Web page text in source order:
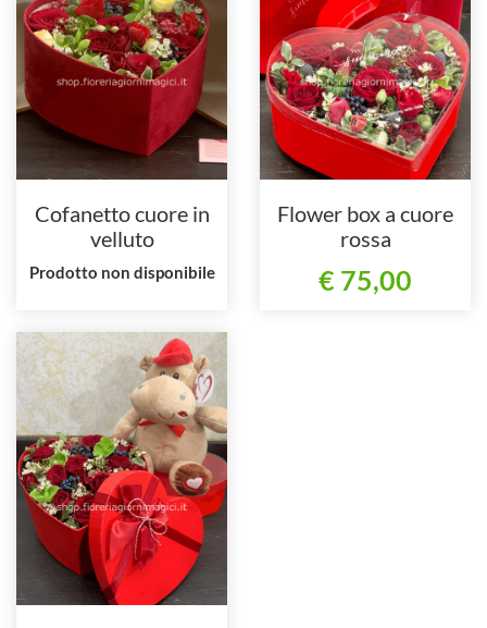
Cofanetto cuore in
velluto
Prodotto non disponibile
Flower box a cuore
rossa
€ 75,00